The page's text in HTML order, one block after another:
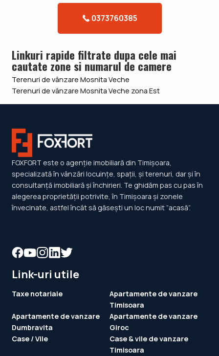
0373760385
Linkuri rapide filtrate dupa cele mai
cautate zone si numarul de camere
Terenuri de vânzare Mosnita Veche
Terenuri de vânzare Mosnita Veche zona Est
FOXFORT este o agenție imobiliară din Timișoara,
specializată în vânzări locuințe, spații, și terenuri, dar și în
consultanță imobiliară și închirieri. Te ghidăm pas cu pas în
alegerea proprietății potrivite, în Timișoara și zonele
învecinate, astfel încât să găsești un loc numit ”acasă”.
Link-uri utile
Taxe notariale
Apartamente de vanzare
Timisoara
Apartamente de vanzare
Dumbravita
Apartamente de vanzare
Giroc
Case / Vile
Case & vile de vanzare
Timisoara